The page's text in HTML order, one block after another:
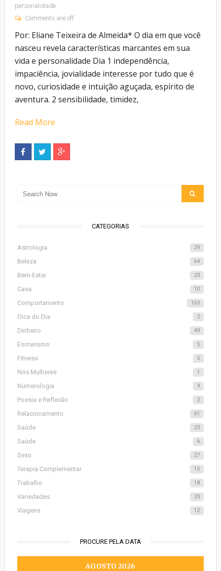
personalidade
Comments are off
Por: Eliane Teixeira de Almeida* O dia em que você
nasceu revela características marcantes em sua
vida e personalidade Dia 1 independência,
impaciência, jovialidade interesse por tudo que é
novo, curiosidade e intuição aguçada, espírito de
aventura. 2 sensibilidade, timidez,
Read More
CATEGORIAS
Astrologia 29
Beleza 64
Bem-Estar 23
Casa 10
Comportamento 163
Dica do Dia 2
Dinheiro 49
Esoterismo 5
Fitness 5
Nós Mulheres 1
Numerologia 9
Poesia e Reflexão 2
Relacionamento 61
Saúde 23
Saúde 6
Sexo 27
Terapia Complementar 15
Trabalho 18
Variedades 33
Viagens 12
PROCURE PELA DATA
AGOSTO 2026